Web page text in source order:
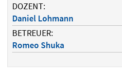
DOZENT:
Daniel Lohmann
BETREUER:
Romeo Shuka